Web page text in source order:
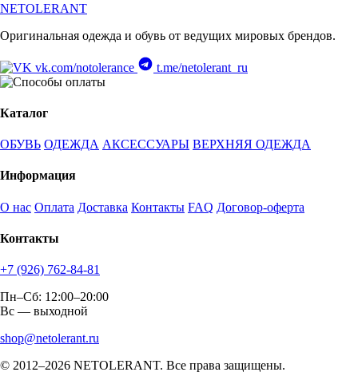
NETOLERANT
Оригинальная одежда и обувь от ведущих мировых брендов.
vk.com/notolerance t.me/netolerant_ru
Каталог
ОБУВЬ ОДЕЖДА АКСЕССУАРЫ ВЕРХНЯЯ ОДЕЖДА
Информация
О нас Оплата Доставка Контакты FAQ Договор-оферта
Контакты
+7 (926) 762-84-81
Пн–Сб: 12:00–20:00
Вс — выходной
shop@netolerant.ru
© 2012–2026 NETOLERANT. Все права защищены.